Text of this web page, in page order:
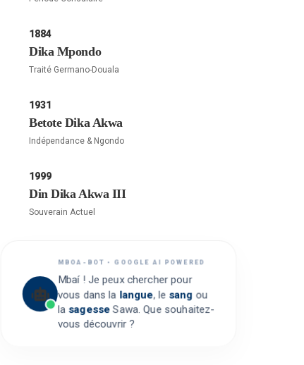
1884
Dika Mpondo
Traité Germano-Douala
1931
Betote Dika Akwa
Indépendance & Ngondo
1999
Din Dika Akwa III
Souverain Actuel
MBOA-BOT • GOOGLE AI POWERED
Mbaí ! Je peux chercher pour
vous dans la langue, le sang ou
la sagesseSawa. Que souhaitez-
vous découvrir ?